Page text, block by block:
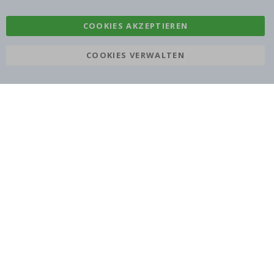
COOKIES AKZEPTIEREN
COOKIES VERWALTEN